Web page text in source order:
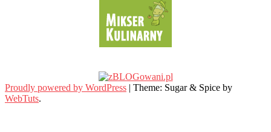
Proudly powered by WordPress | Theme: Sugar & Spice by
WebTuts.